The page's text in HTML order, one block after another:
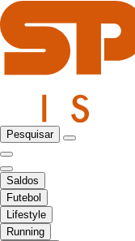
Pesquisar
Saldos
Futebol
Lifestyle
Running